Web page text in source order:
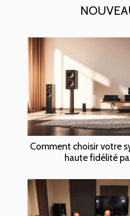
Comment choisir votre
haute fidélité